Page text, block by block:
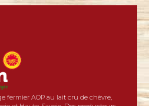
fermier AOP au lait cru de chèvre,